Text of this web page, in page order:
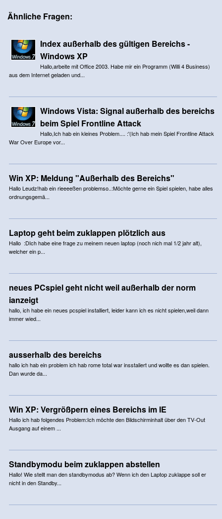
Ähnliche Fragen:
Index außerhalb des gültigen Bereichs -
Windows XP
Hallo,arbeite mit Office 2003. Habe mir ein Programm (Willi 4 Business)
aus dem Internet geladen und...
Windows Vista: Signal außerhalb des bereichs
beim Spiel Frontline Attack
Hallo,Ich hab ein kleines Problem.... :'(Ich hab mein Spiel Frontline Attack
War Over Europe vor...
Win XP: Meldung "Außerhalb des Bereichs"
Hallo Leudz!hab ein rieeeeßen problemso..:Möchte gerne ein Spiel spielen, habe alles
ordnungsgemä...
Laptop geht beim zuklappen plötzlich aus
Hallo :DIch habe eine frage zu meinem neuen laptop (noch nich mal 1/2 jahr alt),
welcher ein p...
neues PCspiel geht nicht weil außerhalb der norm
ianzeigt
hallo, ich habe ein neues pcspiel installiert, leider kann ich es nicht spielen,weil dann
immer wied...
ausserhalb des bereichs
hallo ich hab ein problem ich hab rome total war insstaliert und wollte es dan spielen.
Dan wurde da...
Win XP: Vergrößpern eines Bereichs im IE
Hallo ich hab folgendes Problem:Ich möchte den Bildschirminhalt über den TV-Out
Ausgang auf einem ...
Standbymodu beim zuklappen abstellen
Hallo! Wie stellt man den standbymodus ab? Wenn ich den Laptop zuklappe soll er
nicht in den Standby...